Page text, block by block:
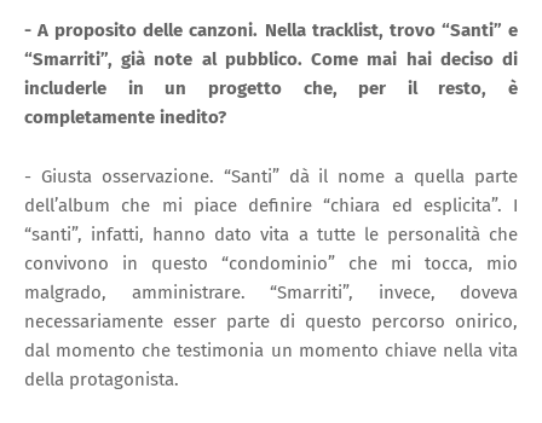
- A proposito delle canzoni. Nella tracklist, trovo “Santi” e
“Smarriti”, già note al pubblico. Come mai hai deciso di
includerle in un progetto che, per il resto, è
completamente inedito?
- Giusta osservazione. “Santi” dà il nome a quella parte
dell’album che mi piace definire “chiara ed esplicita”. I
“santi”, infatti, hanno dato vita a tutte le personalità che
convivono in questo “condominio” che mi tocca, mio
malgrado, amministrare. “Smarriti”, invece, doveva
necessariamente esser parte di questo percorso onirico,
dal momento che testimonia un momento chiave nella vita
della protagonista.